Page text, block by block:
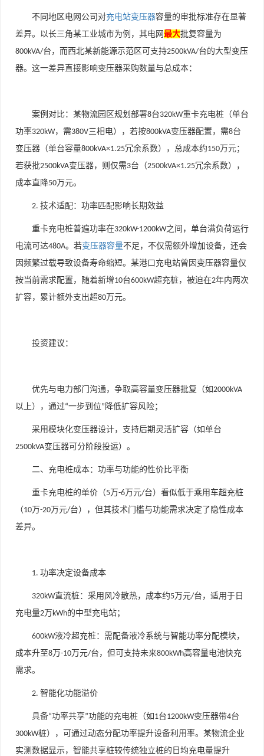
不同地区电网公司对充电站变压器容量的审批标准存在显著
差异。以长三角某工业城市为例，其电网 最大批复容量为
800kVA/台，而西北某新能源示范区可支持2500kVA/台的大型变压
器。这一差异直接影响变压器采购数量与总成本：
案例对比：某物流园区规划部署8台320kW重卡充电桩（单台
功率320kW，需380V三相电），若按800kVA变压器配置，需8台
变压器（单台容量800kVA×1.25冗余系数），总成本约150万元；
若获批2500kVA变压器，则仅需3台（2500kVA×1.25冗余系数），
成本直降50万元。
2. 技术适配：功率匹配影响长期效益
重卡充电桩普遍功率在320kW-1200kW之间，单台满负荷运行
电流可达480A。若变压器容量不足，不仅需额外增加设备，还会
因频繁过载导致设备寿命缩短。某港口充电站曾因变压器容量仅
按当前需求配置，随着新增10台600kW超充桩，被迫在2年内两次
扩容，累计额外支出超80万元。
投资建议 ：
优先与电力部门沟通，争取高容量变压器批复（如2000kVA
以上），通过“一步到位” 降低扩容风险；
采用模块化变压器设计，支持后期灵活扩容（如单台
2500kVA变压器可分阶段投运）。
二、充电桩成本：功率与功能的性价比平衡
重卡充电桩的单价（5万-6万元/台）看似低于乘用车超充桩
（10万-20万元/台），但其技术门槛与功能需求决定了隐性成本
差异。
1. 功率决定设备成本
320kW直流桩：采用风冷散热，成本约5万元/台，适用于日
充电量2万kWh的中型充电站；
600kW液冷超充桩：需配备液冷系统与智能功率分配模块，
成本升至8万-10万元/台，但可支持未来800kWh高容量电池快充
需求。
2. 智能化功能溢价
具备“功率共享”功能的充电桩（如 1台1200kW变压器带4台
300kW桩），可通过动态分配功率提升设备利用率。某物流企业
实测数据显示，智能共享桩较传统独立桩的日均充电量提升